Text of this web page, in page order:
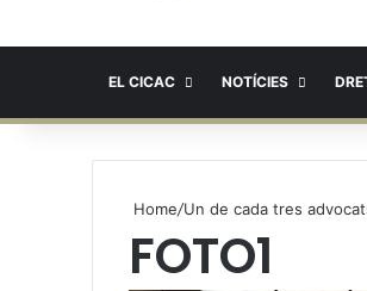
EL CICAC NOTÍCIES
Home/Un de cada tres
FOTO1